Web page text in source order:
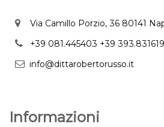
Via Camillo Porzio, 36 80141
+39 081.445403 +39
info@dittarobertorusso.it
Informazioni